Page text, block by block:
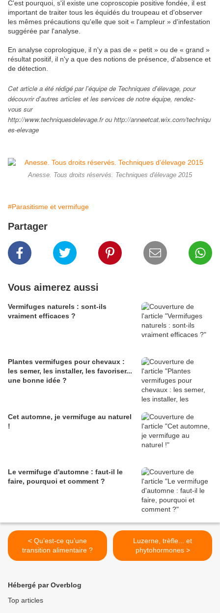
C'est pourquoi, s'il existe une coproscopie positive fondée, il est
important de traiter tous les équidés du troupeau et d'observer
les mêmes précautions qu'elle que soit « l'ampleur » d'infestation
suggérée par l'analyse.
En analyse coprologique, il n'y a pas de « petit » ou de « grand »
résultat positif, il n'y a que des notions de présence, d'absence et
de détection.
Cet article a été rédigé par l'équipe de Techniques d'élevage, pour
découvrir d'autres articles et les services de notre équipe, rendez-
vous sur
http://www.techniquesdelevage.frou http://anneetcat.wix.com/techniqu
es-elevage
Anesse. Tous droits réservés. Techniques d'élevage 2015
#Parasitisme et vermifuge
Partager
Vous aimerez aussi
Vermifuges naturels : sont-ils
vraiment efficaces ?
Plantes vermifuges pour chevaux :
les semer, les installer, les favoriser...
une bonne idée ?
Cet automne, je vermifuge au naturel
!
Le vermifuge d'automne : faut-il le
faire, pourquoi et comment ?
< Qu’est-ce qu’une
transition alimentaire ?
Luzerne, trèfle... et
phytohormones >
Hébergé par Overblog
Top articles